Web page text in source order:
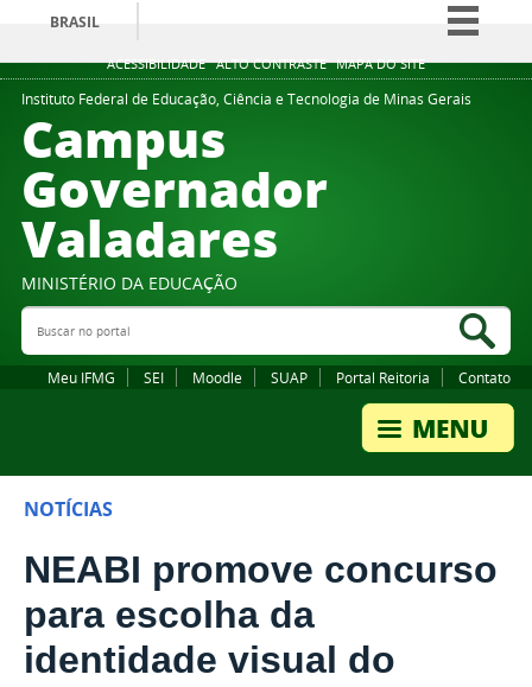
ACESSIBILIDADE ALTO CONTRASTE MAPA DO SITE
BRASIL
Simplifique!
Comunica BR
Instituto Federal de Educação, Ciência e Tecnologia de Minas Gerais
Campus
Governador
Valadares
MINISTÉRIO DA EDUCAÇÃO
Buscar no portal
Meu IFMG SEI Moodle SUAP Portal Reitoria Contato
NOTÍCIAS
NEABI promove concurso
para escolha da
identidade visual do